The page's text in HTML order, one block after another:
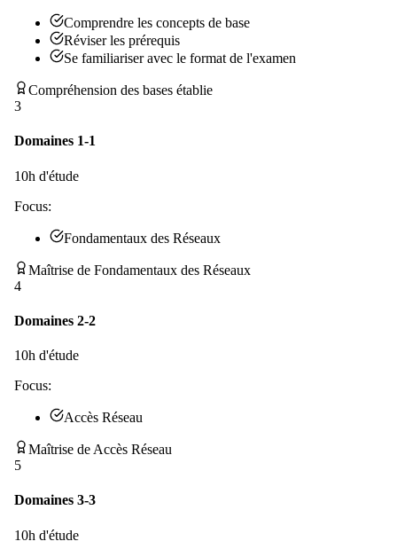
Comprendre les concepts de base
Réviser les prérequis
Se familiariser avec le format de l'examen
Compréhension des bases établie
3
Domaines 1-1
10h d'étude
Focus:
Fondamentaux des Réseaux
Maîtrise de Fondamentaux des Réseaux
4
Domaines 2-2
10h d'étude
Focus:
Accès Réseau
Maîtrise de Accès Réseau
5
Domaines 3-3
10h d'étude